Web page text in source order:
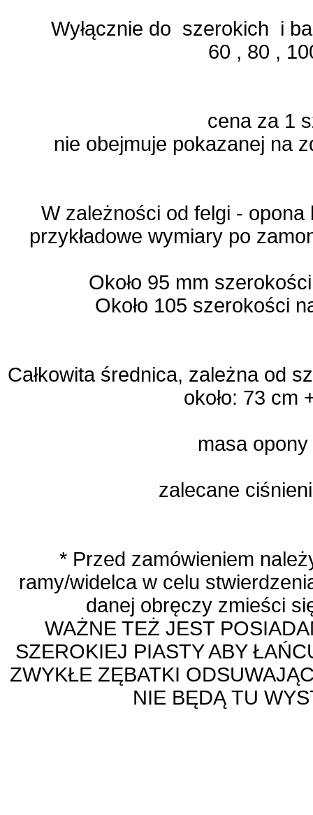
Wyłącznie do szerokich i
60 , 80 ,
cena za 1
nie obejmuje pokazanej na
W zależności od felgi -
przykładowe wymiary po
Około 95 mm
Około 105 szerokości
Całkowita średnica, zależna od
około: 73 cm
masa
zalecane
* Przed zamówieniem
ramy/widelca w celu
danej obręczy zmieści
WAŻNE TEŻ JEST
SZEROKIEJ PIASTY ABY
ZWYKŁE ZĘBATKI
NIE BĘDĄ TU